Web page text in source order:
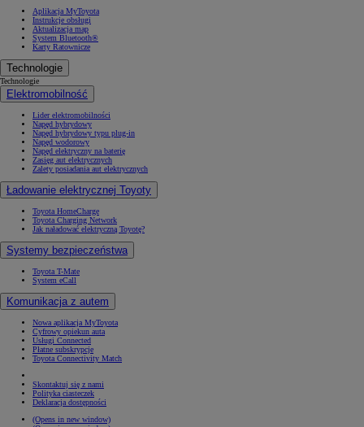
Aplikacja MyToyota
Instrukcje obsługi
Aktualizacja map
System Bluetooth®
Karty Ratownicze
Technologie
Technologie
Elektromobilność
Lider elektromobilności
Napęd hybrydowy
Napęd hybrydowy typu plug-in
Napęd wodorowy
Napęd elektryczny na baterię
Zasięg aut elektrycznych
Zalety posiadania aut elektrycznych
Ładowanie elektrycznej Toyoty
Toyota HomeCharge
Toyota Charging Network
Jak naładować elektryczną Toyotę?
Systemy bezpieczeństwa
Toyota T-Mate
System eCall
Komunikacja z autem
Nowa aplikacja MyToyota
Cyfrowy opiekun auta
Usługi Connected
Płatne subskrypcje
Toyota Connectivity Match
Skontaktuj się z nami
Polityka ciasteczek
Deklaracja dostępności
(Opens in new window)